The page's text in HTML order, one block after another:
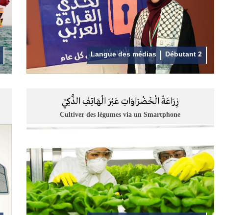
Langue des médias Débutant 2
زِرَاعَةُ الْخَضْرَاوَاتِ عَبْرَ الْهَاتِفِ الذَّكِيِّ
Cultiver des légumes via un Smartphone